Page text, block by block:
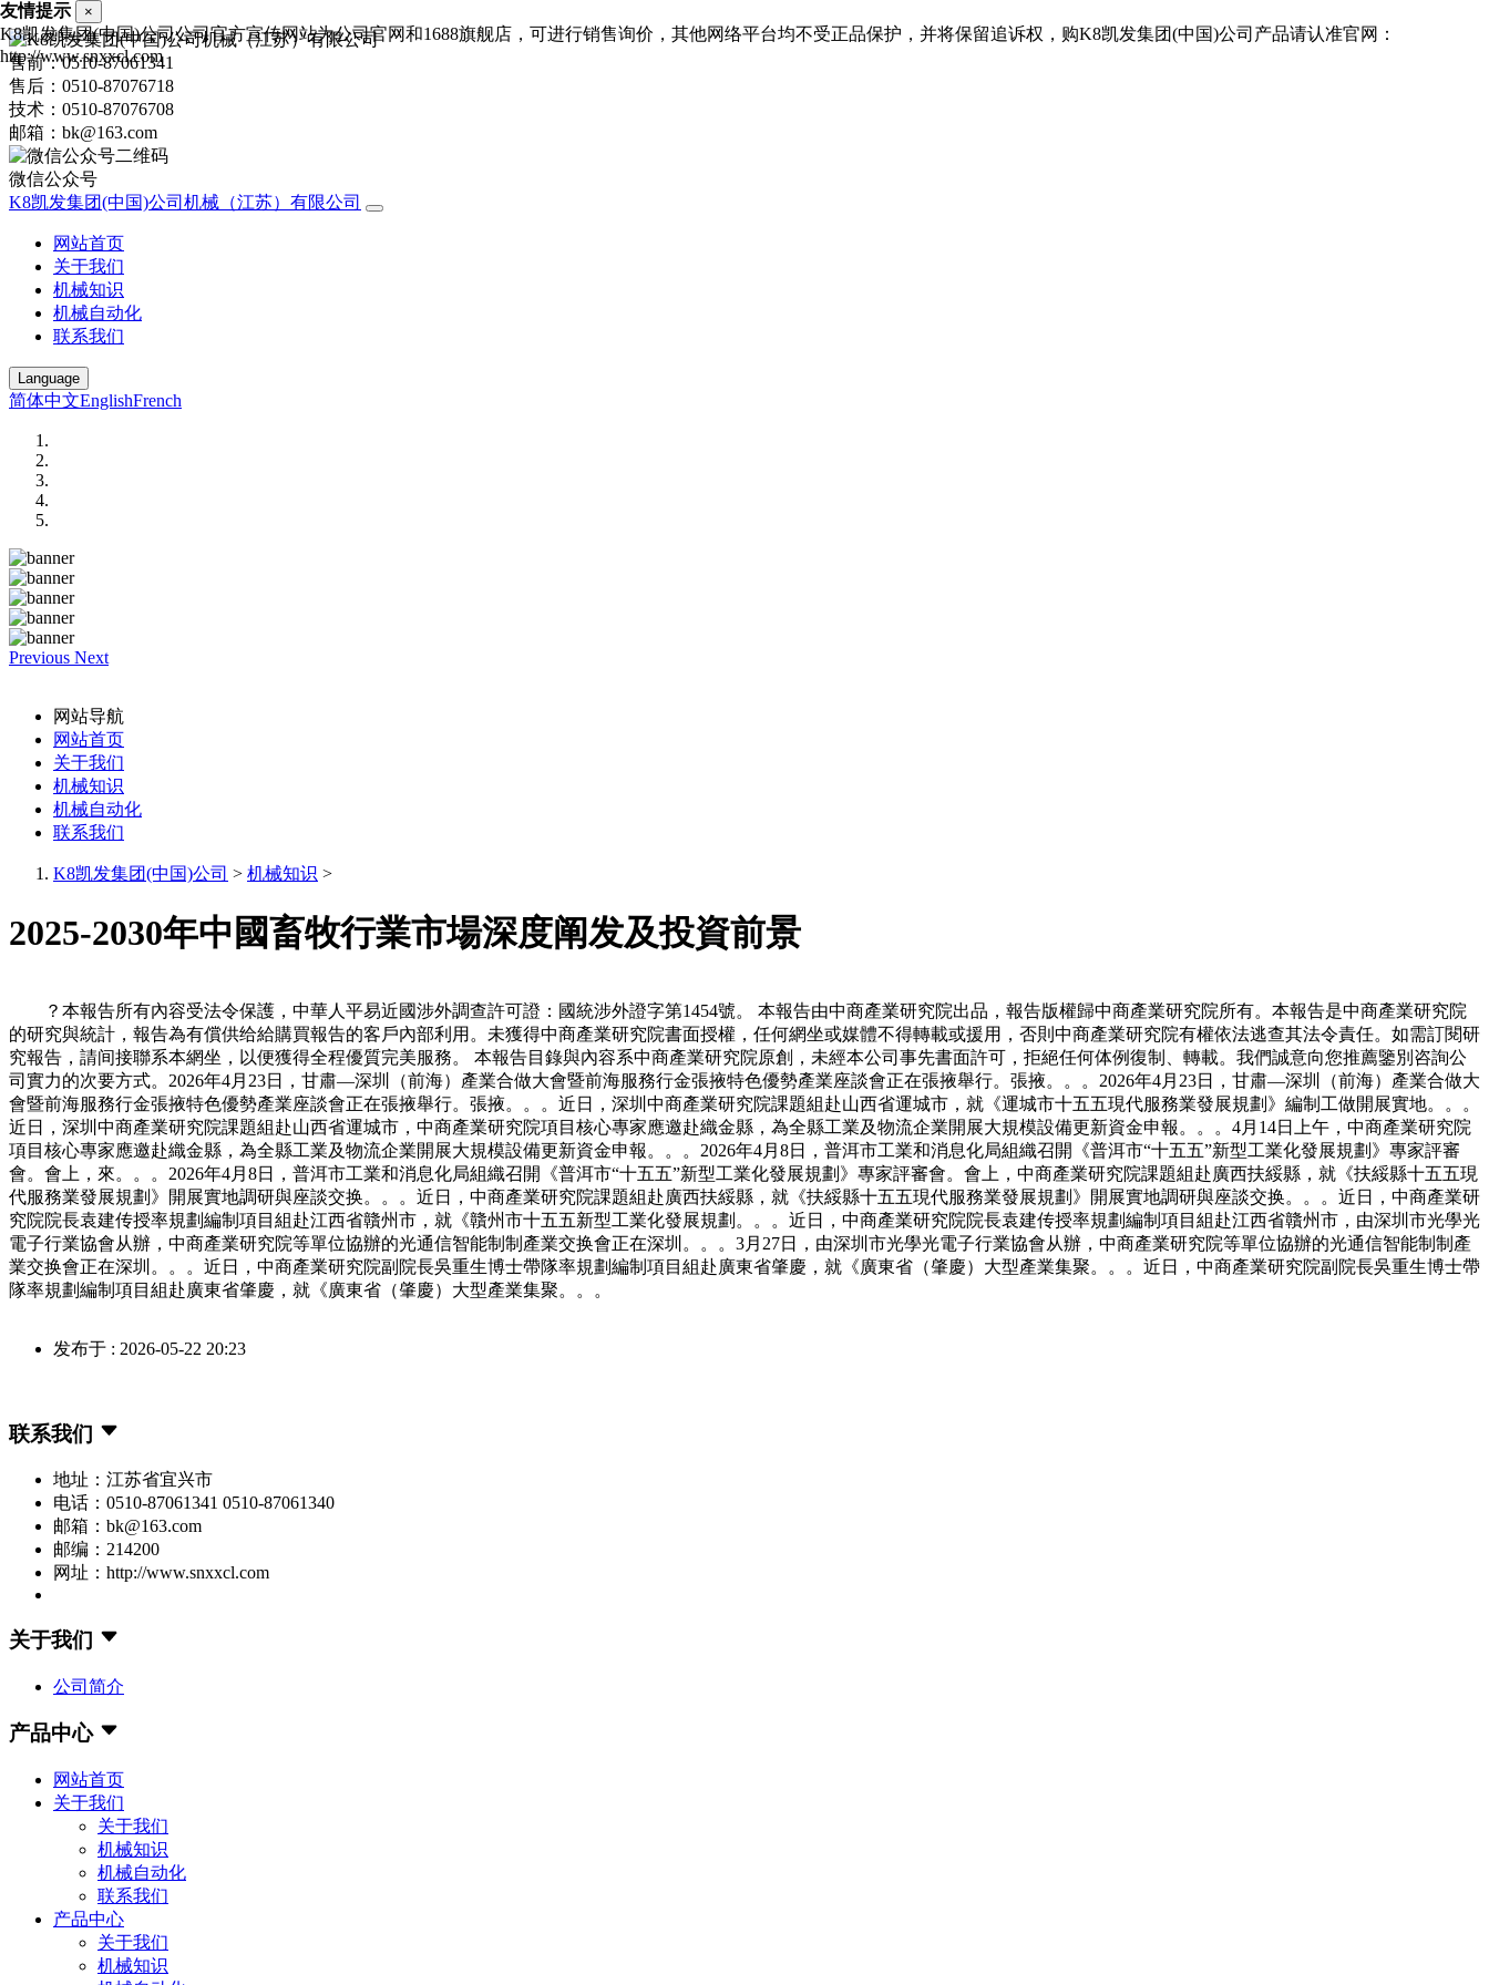
售前：0510-87061341
售后：0510-87076718
技术：0510-87076708
邮箱：bk@163.com
微信公众号
K8凯发集团(中国)公司机械（江苏）有限公司
网站首页
关于我们
机械知识
机械自动化
联系我们
Language
简体中文EnglishFrench
Previous Next
网站导航
网站首页
关于我们
机械知识
机械自动化
联系我们
K8凯发集团(中国)公司 > 机械知识 >
2025-2030年中國畜牧行業市場深度阐发及投資前景
？本報告所有內容受法令保護，中華人平易近國涉外調查許可證：國統涉外證字第1454號。 本報告由中商產業研究院出品，報告版權歸中商產業研究院所有。本報告是中商產業研究院
的研究與統計，報告為有償供给給購買報告的客戶內部利用。未獲得中商產業研究院書面授權，任何網坐或媒體不得轉載或援用，否則中商產業研究院有權依法逃查其法令責任。如需訂閱研
究報告，請间接聯系本網坐，以便獲得全程優質完美服務。 本報告目錄與內容系中商產業研究院原創，未經本公司事先書面許可，拒絕任何体例復制、轉載。我們誠意向您推薦鑒別咨詢公
司實力的次要方式。2026年4月23日，甘肅—深圳（前海）產業合做大會暨前海服務行金張掖特色優勢產業座談會正在張掖舉行。張掖。。。2026年4月23日，甘肅—深圳（前海）產業合做大
會暨前海服務行金張掖特色優勢產業座談會正在張掖舉行。張掖。。。近日，深圳中商產業研究院課題組赴山西省運城市，就《運城市十五五現代服務業發展規劃》編制工做開展實地。。。
近日，深圳中商產業研究院課題組赴山西省運城市，中商產業研究院項目核心專家應邀赴織金縣，為全縣工業及物流企業開展大規模設備更新資金申報。。。4月14日上午，中商產業研究院
項目核心專家應邀赴織金縣，為全縣工業及物流企業開展大規模設備更新資金申報。。。2026年4月8日，普洱市工業和消息化局組織召開《普洱市“十五五”新型工業化發展規劃》專家評審
會。會上，來。。。2026年4月8日，普洱市工業和消息化局組織召開《普洱市“十五五”新型工業化發展規劃》專家評審會。會上，中商產業研究院課題組赴廣西扶綏縣，就《扶綏縣十五五現
代服務業發展規劃》開展實地調研與座談交换。。。近日，中商產業研究院課題組赴廣西扶綏縣，就《扶綏縣十五五現代服務業發展規劃》開展實地調研與座談交换。。。近日，中商產業研
究院院長袁建传授率規劃編制項目組赴江西省贛州市，就《贛州市十五五新型工業化發展規劃。。。近日，中商產業研究院院長袁建传授率規劃編制項目組赴江西省贛州市，由深圳市光學光
電子行業協會从辦，中商產業研究院等單位協辦的光通信智能制制產業交换會正在深圳。。。3月27日，由深圳市光學光電子行業協會从辦，中商產業研究院等單位協辦的光通信智能制制產
業交换會正在深圳。。。近日，中商產業研究院副院長吳重生博士帶隊率規劃編制項目組赴廣東省肇慶，就《廣東省（肇慶）大型產業集聚。。。近日，中商產業研究院副院長吳重生博士帶
隊率規劃編制項目組赴廣東省肇慶，就《廣東省（肇慶）大型產業集聚。。。
发布于 : 2026-05-22 20:23
联系我们
地址：江苏省宜兴市
电话：0510-87061341 0510-87061340
邮箱：bk@163.com
邮编：214200
网址：http://www.snxxcl.com
关于我们
公司简介
产品中心
网站首页
关于我们
关于我们
机械知识
机械自动化
联系我们
产品中心
关于我们
机械知识
友情提示 ×
K8凯发集团(中国)公司公司官方宣传网站为公司官网和1688旗舰店，可进行销售询价，其他网络平台均不受正品保护，并将保留追诉权，购K8凯发集团(中国)公司产品请认准官网：
http://www.snxxcl.com